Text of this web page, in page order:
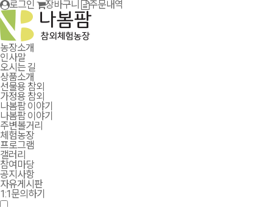
로그인 장바구니 주문내역
농장소개
인사말
오시는 길
상품소개
선물용 참외
가정용 참외
나봄팜 이야기
나봄팜 이야기
주변볼거리
체험농장
프로그램
갤러리
참여마당
공지사항
자유게시판
1:1문의하기